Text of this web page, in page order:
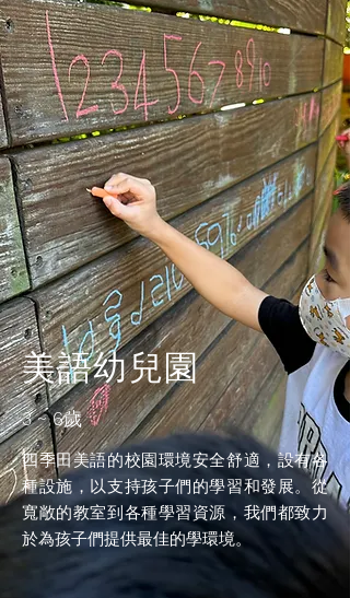
​美語幼兒園
3 ~ 6歲
四季田美語的校園環境安全舒適，設有各
種設施，以支持孩子們的學習和發展。從
寬敞的教室到各種學習資源，我們都致力
於為孩子們提供最佳的學環境。